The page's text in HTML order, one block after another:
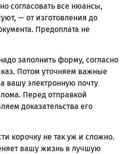
согласовать все нюансы,
— от изготовления до
Предоплата не
заполнить форму, согласно
Потом уточняем важные
вашу электронную почту
Перед отправкой
доказательства его
корочку не так уж и сложно.
вашу жизнь в лучшую